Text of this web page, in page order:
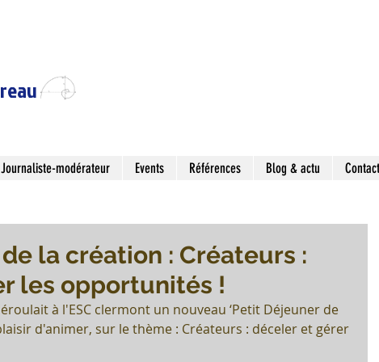
Journaliste-modérateur Events Références Blog & actu Contact
la création : Créateurs :
les opportunités !
à l'ESC clermont un nouveau ‘Petit Déjeuner de
d'animer, sur le thème : Créateurs : déceler et gérer